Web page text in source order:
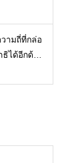
วามถี่ที่กล่อ
ได้อีกด้ว